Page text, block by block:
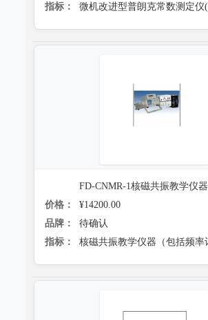
指标：
微机改进型普朗克常数测定仪
FD-CNMR-1核磁共振教学仪器
价格：
¥14200.00
品牌：
待确认
指标：
核磁共振教学仪器（包括频率